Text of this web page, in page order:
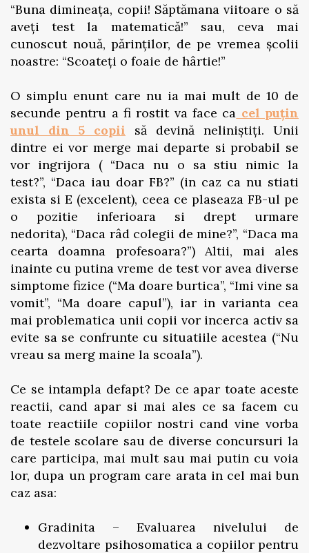
“Buna dimineața, copii! Săptămana viitoare o să
aveți test la matematică!” sau, ceva mai
cunoscut nouă, părinților, de pe vremea școlii
noastre: “Scoateți o foaie de hârtie!”
O simplu enunt care nu ia mai mult de 10 de
secunde pentru a fi rostit va face ca cel puțin
unul din 5 copii să devină neliniștiți. Unii
dintre ei vor merge mai departe si probabil se
vor ingrijora ( “Daca nu o sa stiu nimic la
test?”, “Daca iau doar FB?” (in caz ca nu stiati
exista si E (excelent), ceea ce plaseaza FB-ul pe
o pozitie inferioara si drept urmare
nedorita), “Daca râd colegii de mine?”, “Daca ma
cearta doamna profesoara?”)Altii, mai ales
inainte cu putina vreme de test vor avea diverse
simptome fizice (“Ma doare burtica”, “Imi vine sa
vomit”, “Ma doare capul”), iar in varianta cea
mai problematica unii copii vor incerca activ sa
evite sa se confrunte cu situatiile acestea (“Nu
vreau sa merg maine la scoala”).
Ce se intampla defapt? De ce apar toate aceste
reactii, cand apar si mai ales ce sa facem cu
toate reactiile copiilor nostri cand vine vorba
de testele scolare sau de diverse concursuri la
care participa, mai mult sau mai putin cu voia
lor, dupa un program care arata in cel mai bun
caz asa:
Gradinita –
Evaluarea nivelului de
dezvoltare psihosomatica a copiilor pentru